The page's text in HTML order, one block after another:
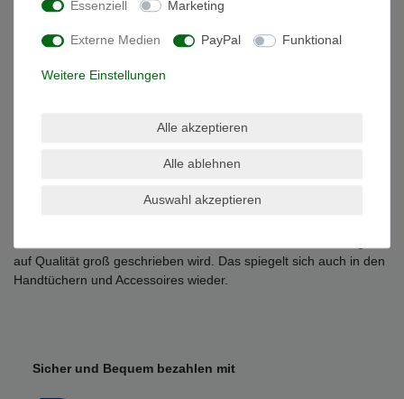
- Bügelfrei & pflegeleicht
- Trocknergeeignet
-Saunatuch / Strandtuch 80 x 200 cm
auf Qualität groß geschrieben wird. Das spiegelt sich auch in den
Handtüchern und Accessoires wieder.
Sicher und Bequem bezahlen mit
Essenziell Marketing
Externe Medien PayPal Funktional
Weitere Einstellungen
Alle akzeptieren
Alle ablehnen
Auswahl akzeptieren